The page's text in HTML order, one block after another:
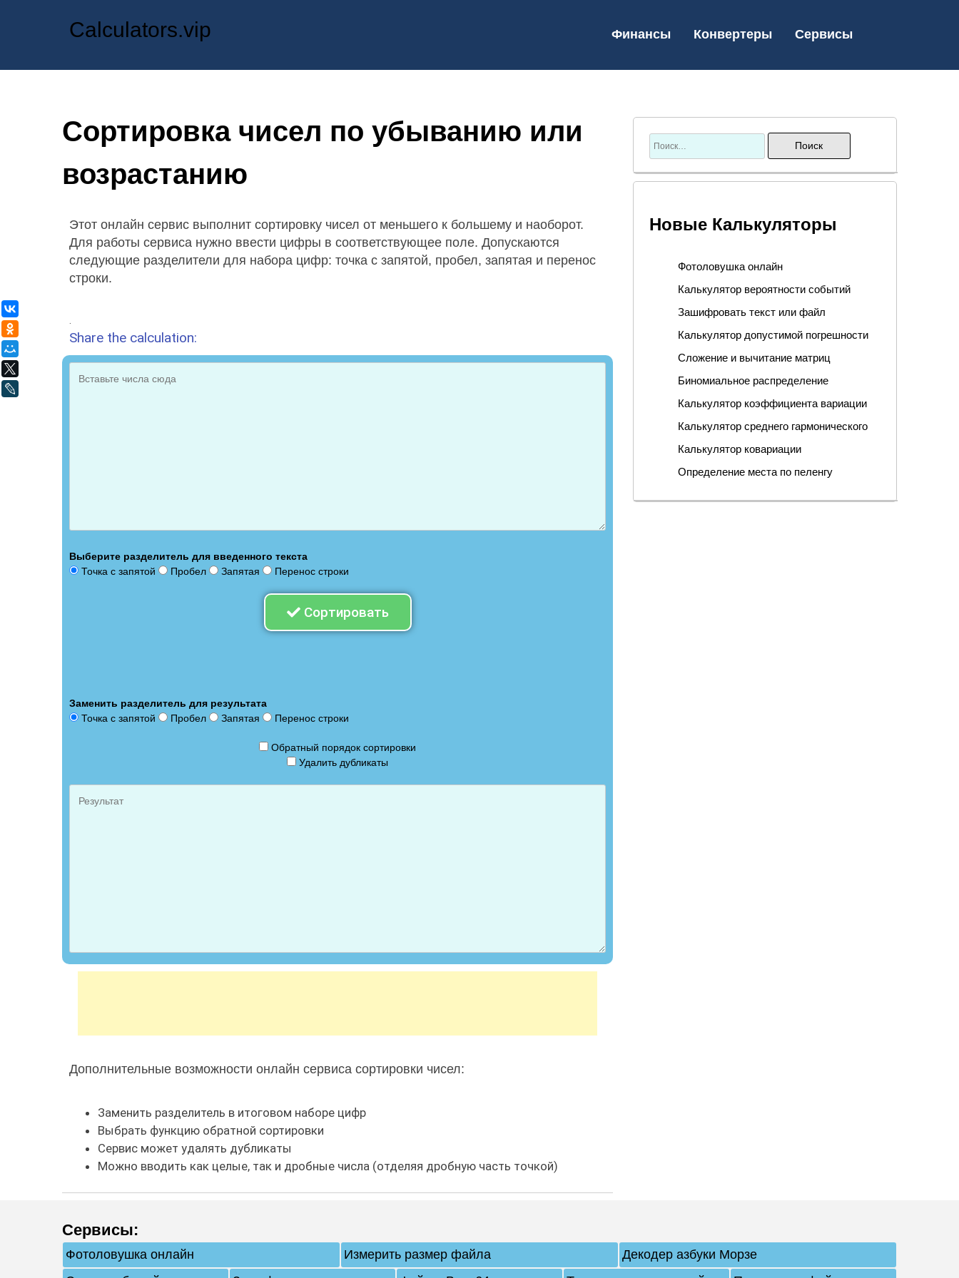
Calculators.vip Финансы Конвертеры Сервисы
Сортировка чисел по убыванию или
возрастанию
Этот онлайн сервис выполнит сортировку чисел от меньшего к большему и наоборот.
Для работы сервиса нужно ввести цифры в соответствующее поле. Допускаются
следующие разделители для набора цифр: точка с запятой, пробел, запятая и перенос
строки.
Share the calculation:
Выберите разделитель для введенного текста
Точка с запятой
Пробел Запятая Перенос строки
Сортировать
Заменить разделитель для результата
Точка с запятой
Пробел Запятая Перенос строки
Обратный порядок сортировки
Удалить дубликаты
Дополнительные возможности онлайн сервиса сортировки чисел:
Заменить разделитель в итоговом наборе цифр
Выбрать функцию обратной сортировки
Сервис может удалять дубликаты
Можно вводить как целые, так и дробные числа (отделяя дробную часть точкой)
Новые Калькуляторы
Фотоловушка онлайн
Калькулятор вероятности событий
Зашифровать текст или файл
Калькулятор допустимой погрешности
Сложение и вычитание матриц
Биномиальное распределение
Калькулятор коэффициента вариации
Калькулятор среднего гармонического
Калькулятор ковариации
Определение места по пеленгу
Сервисы:
Фотоловушка онлайн Измерить размер файла
Декодер азбуки Морзе